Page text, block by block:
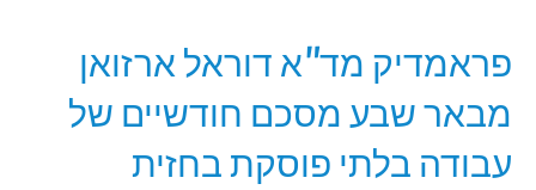
פראמדיק מד"א דוראל ארזואן
מבאר שבע מסכם חודשיים של
עבודה בלתי פוסקת בחזית